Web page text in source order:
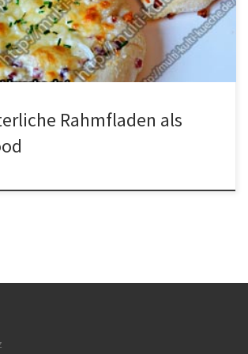
in Streifen schneiden, den Schnittlauch klein
im warmen Wasser […]
Rahmfladen als